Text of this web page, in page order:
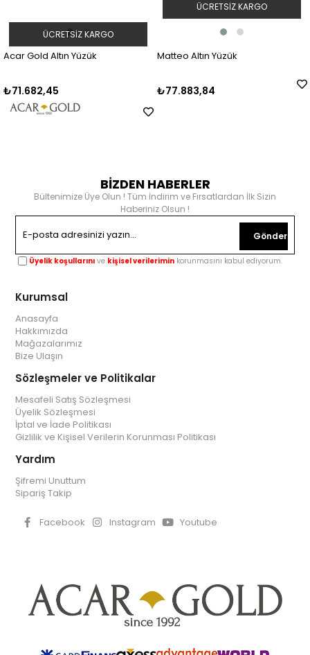
Acar Gold Altın Yüzük
₺71.682,45
ÜCRETSIZ KARGO
Matteo Altın Yüzük
₺77.883,84
ÜCRETSIZ KARGO
BİZDEN HABERLER
Bültenimize Üye Olun ! Tüm İndirim ve Fırsatlardan İlk Sizin
Haberiniz Olsun !
Gönder
Üyelik koşullarını ve kişisel verilerimin korunmasını kabul ediyorum.
Kurumsal
Anasayfa
Hakkımızda
Mağazalarımız
Bize Ulaşın
Sözleşmeler ve Politikalar
Mesafeli Satış Sözleşmesi
Üyelik Sözleşmesi
İptal ve İade Politikası
Gizlilik ve Kişisel Verilerin Korunması Politikası
Yardım
Şifremi Unuttum
Sipariş Takip
Facebook Instagram Youtube